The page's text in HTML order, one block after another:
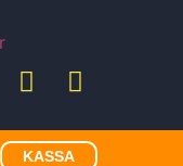
KASSA